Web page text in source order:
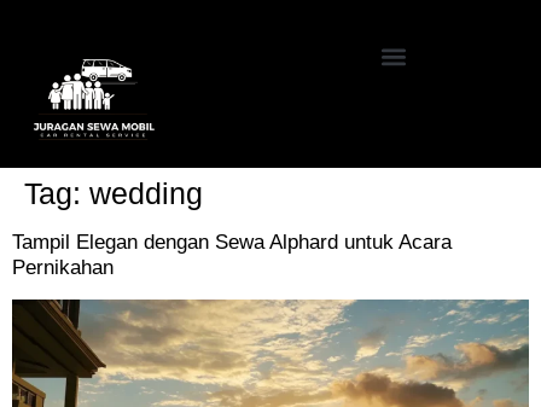
Tag: wedding
Tampil Elegan dengan Sewa Alphard untuk Acara
Pernikahan